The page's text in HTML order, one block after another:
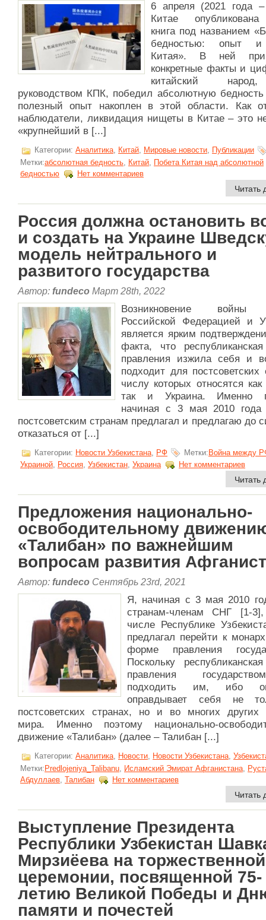
6 апреля (2021 года
Китае
книга под названием
бедностью: опыт и
Китая». В ней
конкретные факты и
китайский
руководством КПК, победил абсолютную бедность
полезный опыт накоплен в этой области. Как
наблюдатели, ликвидация нищеты в Китае – это
«крупнейший в [...]
Категории: Аналитика, Китай, Мировые новости, Публикации
Метки:абсолютная бедность Китай Побета Китая над абсолютной
бедностью
Нет комментариев
Читать
Россия должна остановить
и создать на Украине
модель нейтрального и
развитого государства
Автор: fundeco Март 28th, 2022
Возникновение войны
Российской Федерацией и
является ярким
факта, что
правления изжила себя и
подходит для постсоветских
числу которых относятся
так и Украина. Именно
начиная с 3 мая 2010
постсоветским странам предлагал и предлагаю до
отказаться от [...]
Категории: Новости Узбекистана РФ Метки:Война между
Украиной, Россия, Узбекистан, Украина Нет комментариев
Читать
Предложения национально-
освободительному
«Талибан» по важнейшим
вопросам развития
Автор: fundeco Сентябрь 23rd, 2021
Я, начиная с 3 мая 2010
странам-членам СНГ [1-
числе Республике
предлагал перейти к
форме правления
Поскольку
правления
подходить им, ибо
оправдывает себя не
постсоветских странах, но и во многих других
мира. Именно поэтому национально-
движение «Талибан» (далее – Талибан [...]
Категории: Аналитика, Новости, Новости Узбекистана,
Метки:Predlojeniya_Talibanu Исламский Эмират Афганистана
Абдуллаев, Талибан Нет комментариев
Читать
Выступление Президента
Республики Узбекистан
Мирзиёева на торжественной
церемонии, посвященной 75-
летию Великой Победы и
памяти и почестей